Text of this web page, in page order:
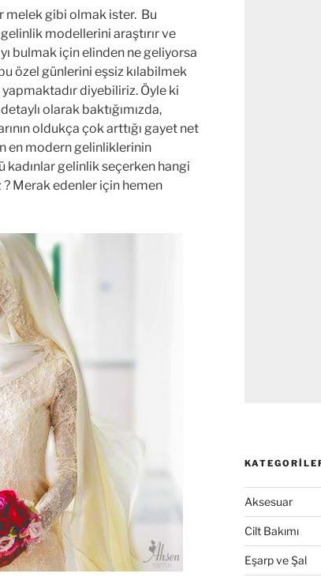
melek gibi olmak ister. Bu
modellerini araştırır ve
bulmak için elinden ne geliyorsa
özel günlerini eşsiz kılabilmek
yapmaktadır diyebiliriz. Öyle ki
detaylı olarak baktığımızda,
oldukça çok arttığı gayet net
en modern gelinliklerinin
gelinlik seçerken hangi
Merak edenler için hemen
Aksesuar
Cilt Bakımı
Eşarp ve Şal